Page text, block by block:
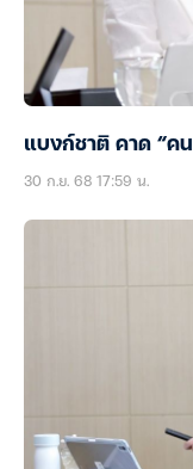
แบงก์ชาติ คาด “ค
30 ก.ย. 68 17:59 น.